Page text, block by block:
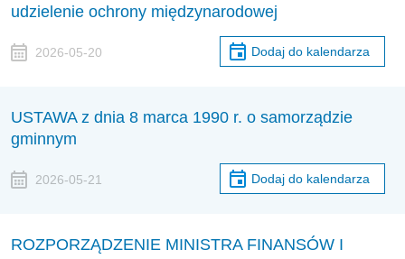
udzielenie ochrony międzynarodowej
2026-05-20 Dodaj do kalendarza
USTAWA z dnia 8 marca 1990 r. o samorządzie
gminnym
2026-05-21 Dodaj do kalendarza
ROZPORZĄDZENIE MINISTRA FINANSÓW I